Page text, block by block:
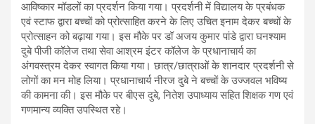
आविष्कार मॉडलों का प्रदर्शन किया गया। प्रदर्शनी में विद्यालय के प्रबंधक
एवं स्टाफ द्वारा बच्चों को प्रोत्साहित करने के लिए उचित इनाम देकर बच्चों के
प्रोत्साहन को बढ़ाया गया। इस मौके पर डॉ अजय कुमार पांडे द्वारा घनश्याम
दुबे पीजी कॉलेज तथा सेवा आश्रम इंटर कॉलेज के प्रधानाचार्य का
अंगवस्त्रम देकर स्वागत किया गया। छात्र/छात्राओं के शानदार प्रदर्शनी से
लोगों का मन मोह लिया। प्रधानाचार्य नीरज दुबे ने बच्चों के उज्जवल भविष्य
की कामना की। इस मौके पर बीएस दुबे, नितेश उपाध्याय सहित शिक्षक गण एवं
गणमान्य व्यक्ति उपस्थित रहे।